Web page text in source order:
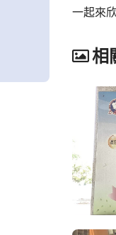
一起來
相